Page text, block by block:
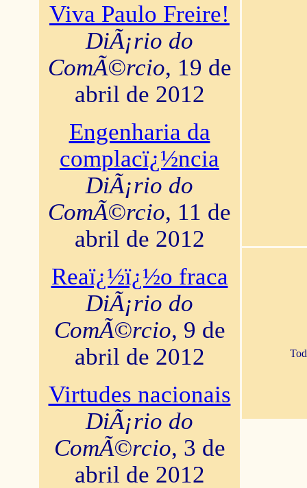
Viva Paulo Freire!
DiÃ¡rio do
ComÃ©rcio, 19 de
abril de 2012
Engenharia da
complacï¿½ncia
DiÃ¡rio do
ComÃ©rcio, 11 de
abril de 2012
Reaï¿½ï¿½o fraca
DiÃ¡rio do
ComÃ©rcio, 9 de
abril de 2012
Virtudes nacionais
DiÃ¡rio do
ComÃ©rcio, 3 de
abril de 2012